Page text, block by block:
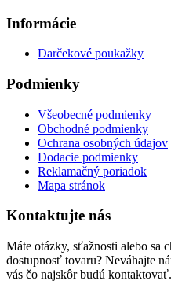
Informácie
Darčekové poukažky
Podmienky
Všeobecné podmienky
Obchodné podmienky
Ochrana osobných údajov
Dodacie podmienky
Reklamačný poriadok
Mapa stránok
Kontaktujte nás
Máte otázky, sťažnosti alebo sa
dostupnosť tovaru? Neváhajte
vás čo najskôr budú kontaktovať.